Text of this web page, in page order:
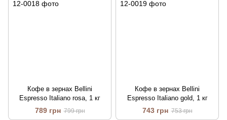
Кофе в зернах Bellini
Espresso Italiano rosa, 1 кг
789 грн 799 грн
Кофе в зернах Bellini
Espresso Italiano gold, 1 кг
743 грн 753 грн